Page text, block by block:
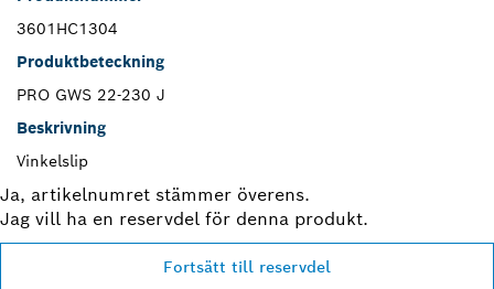
3601HC1304
Produktbeteckning
PRO GWS 22-230 J
Beskrivning
Vinkelslip
Ja, artikelnumret stämmer överens.
Jag vill ha en reservdel för denna produkt.
Fortsätt till reservdel